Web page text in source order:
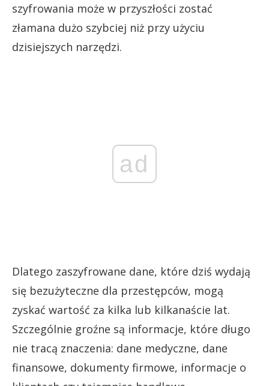
szyfrowania może w przyszłości zostać
złamana dużo szybciej niż przy użyciu
dzisiejszych narzędzi.
ad
Dlatego zaszyfrowane dane, które dziś wydają
się bezużyteczne dla przestępców, mogą
zyskać wartość za kilka lub kilkanaście lat.
Szczególnie groźne są informacje, które długo
nie tracą znaczenia: dane medyczne, dane
finansowe, dokumenty firmowe, informacje o